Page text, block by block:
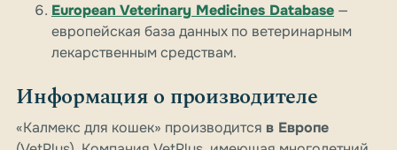
European Veterinary Medicines Database —
европейская база данных по ветеринарным
лекарственным средствам.
Информация о производителе
«Калмекс для кошек» производится в Европе